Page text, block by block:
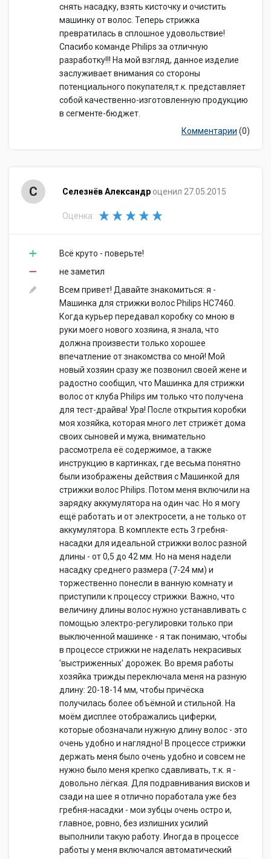
снять насадку, взять кисточку и очистить
машинку от волос. Теперь стрижка
превратилась в сплошное удовольствие!
Спасибо команде Philips за отличную
разработку!!! На мой взгляд, данное изделие
заслуживает внимания со стороны
потенциального покупателя,т.к. представляет
собой качественно-изготовленную продукцию
в сегменте-бюджет.
Комментарии (0)
С Селезнёв Александр оценил 27.05.2015
Оценка:
Всё круто - поверьте!
не заметил
Всем привет! Давайте знакомиться: я -
Машинка для стрижки волос Philips HC7460.
Когда курьер передавал коробку со мною в
руки моего нового хозяина, я знала, что
должна произвести только хорошее
впечатление от знакомства со мной! Мой
новый хозяин сразу же позвонил своей жене и
радостно сообщил, что Машинка для стрижки
волос от клуба Philips им только что получена
для тест-драйва! Ура! После открытия коробки
моя хозяйка, которая много лет стрижёт дома
своих сыновей и мужа, внимательно
рассмотрела её содержимое, а также
инструкцию в картинках, где весьма понятно
были изображены действия с Машинкой для
стрижки волос Philips. Потом меня включили на
зарядку аккумулятора на один час. Но я могу
ещё работать и от электросети, а не только от
аккумулятора. В комплекте есть 3 гребня-
насадки для идеальной стрижки волос разной
длины - от 0,5 до 42 мм. Но на меня надели
насадку среднего размера (7-24 мм) и
торжественно понесли в ванную комнату и
приступили к процессу стрижки. Важно, что
величину длины волос нужно устанавливать с
помощью электро-регулировки только при
выключенной машинке - я так понимаю, чтобы
в процессе стрижки не наделать некрасивых
'выстриженных' дорожек. Во время работы
хозяйка трижды переключала меня на разную
длину: 20-18-14 мм, чтобы причёска
получилась более объёмной и стильной. На
моём дисплее отображались циферки,
которые обозначали нужную длину волос - это
очень удобно и наглядно! В процессе стрижки
держать меня было очень удобно и совсем не
нужно было меня крепко сдавливать, т.к. я -
довольно лёгкая. Для подравнивания висков и
сзади на шее я отлично поработала уже без
гребня-насадки - мои зубцы очень остро и,
главное, ровно, без излишних усилий
выполнили такую работу. Иногда в процессе
работы у меня включался автоматический